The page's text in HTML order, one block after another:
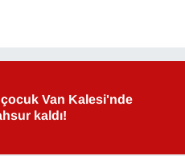
Van Kalesi'nde
kaldı!